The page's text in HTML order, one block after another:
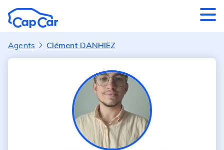
Agents Clément DANHIEZ